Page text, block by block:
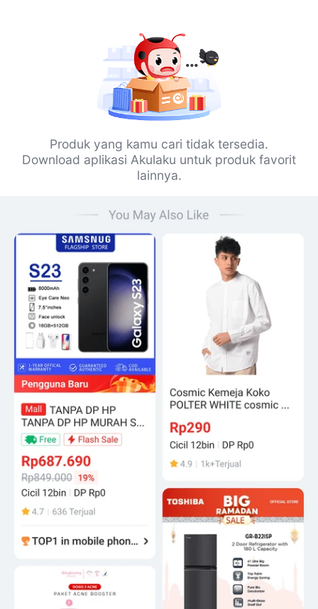
Produk yang kamu cari tidak tersedia.
Download aplikasi Akulaku untuk produk favorit
lainnya.